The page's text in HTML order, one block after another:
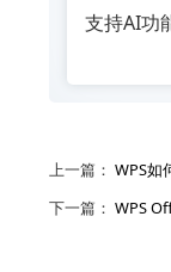
支持AI功
上一篇： WPS如
下一篇： WPS